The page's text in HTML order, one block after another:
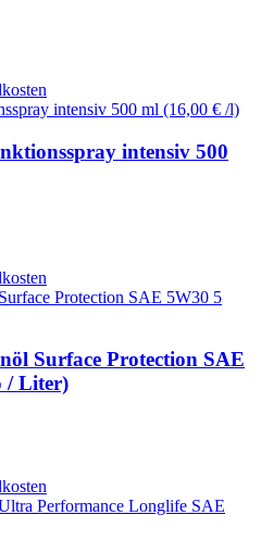
intensiv 500
Surface Protection SAE
/ Liter)